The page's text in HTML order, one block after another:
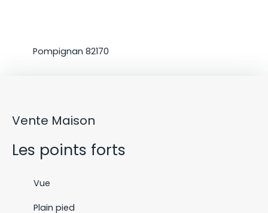
Pompignan 82170
Vente Maison
Les points forts
Vue
Plain pied